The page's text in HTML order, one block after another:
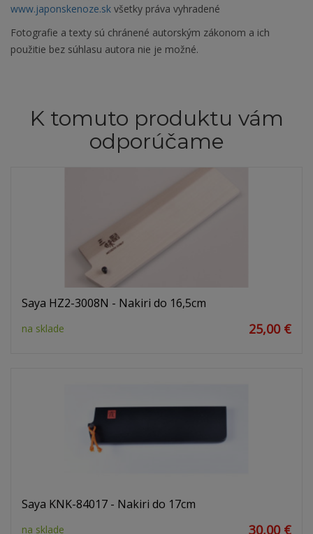
www.japonskenoze.sk všetky práva vyhradené
Fotografie a texty sú chránené autorským zákonom a ich
použitie bez súhlasu autora nie je možné.
K tomuto produktu vám
odporúčame
Saya HZ2-3008N - Nakiri do 16,5cm
na sklade 25,00 €
Saya KNK-84017 - Nakiri do 17cm
na sklade 30,00 €